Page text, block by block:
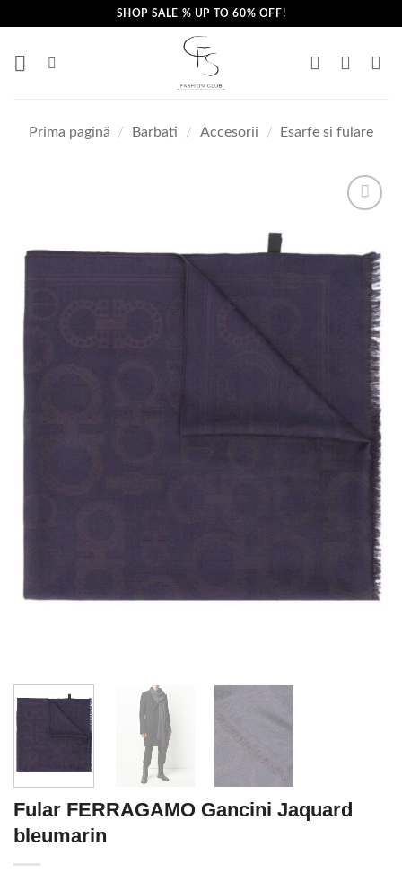
content
SHOP SALE % UP TO 60% OFF!
Prima pagină / Barbati / Accesorii / Esarfe si fulare
Fular FERRAGAMO Gancini Jaquard
bleumarin